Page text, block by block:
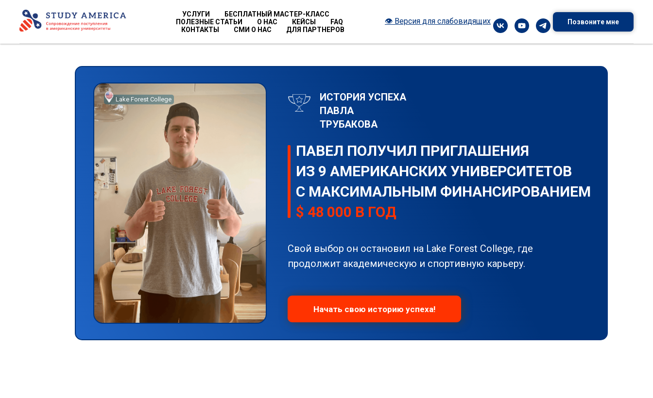
УСЛУГИ
БЕСПЛАТНЫЙ МАСТЕР-КЛАСС
ПОЛЕЗНЫЕ СТАТЬИ
О НАС КЕЙСЫ
FAQ
КОНТАКТЫ
СМИ О НАС ДЛЯ ПАРТНЕРОВ
👁 Версия для слабовидящих Позвоните мне
Свой выбор он остановил на Lake Forest College, где
продолжит академическую и спортивную карьеру.
ПАВЕЛ ПОЛУЧИЛ ПРИГЛАШЕНИЯ
ИЗ 9 АМЕРИКАНСКИХ УНИВЕРСИТЕТОВ
С МАКСИМАЛЬНЫМ ФИНАНСИРОВАНИЕМ
$ 48 000 В ГОД
ИСТОРИЯ УСПЕХА
ПАВЛА
ТРУБАКОВА
Начать свою историю успеха!
Lake Forest College